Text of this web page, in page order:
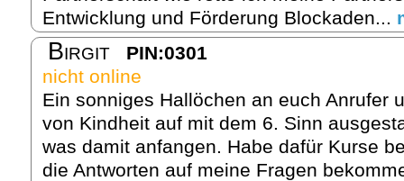
Entwicklung und Förderung Blockaden...
Birgit
PIN:0301
nicht online
Ein sonniges Hallöchen an euch Anrufer
von Kindheit auf mit dem 6. Sinn
was damit anfangen. Habe dafür Kurse
die Antworten auf meine Fragen